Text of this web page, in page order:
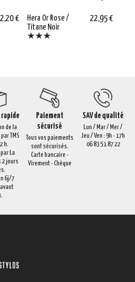
2,20 €
Hera Or Rose /
Titane Noir
★★★
22,95 €
rapide
de la
TMS
h.
La
2 jours
6j/7
Paiement
sécurisé
Tous vos paiements
sont sécurisés.
Carte bancaire -
Virement - Chèque
SAV de qualité
Lun / Mar / Mer /
Jeu / Ven : 9h - 17h
06 83 51 87 22